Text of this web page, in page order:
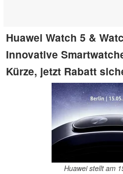
Huawei Watch 5 &
Innovative
Kürze, jetzt Rabatt
Huawei stellt am